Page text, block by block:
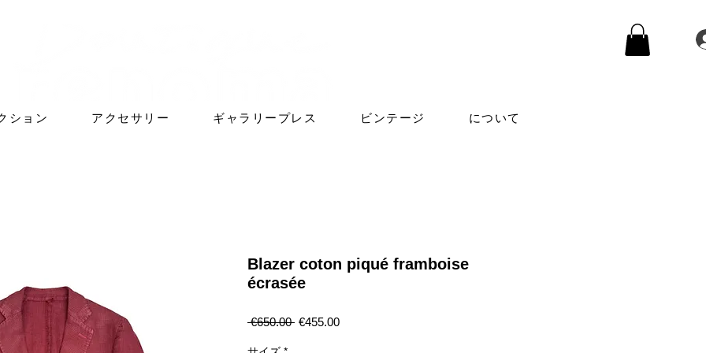
ション アクセサリー ギャラリープレス ビンテージ について
Blazer coton piqué framboise
écrasée
€650.00 通€455.00セ